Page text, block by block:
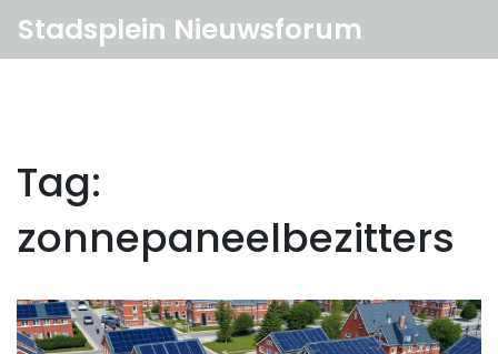
Stadsplein Nieuwsforum
Tag:
zonnepaneelbezitters